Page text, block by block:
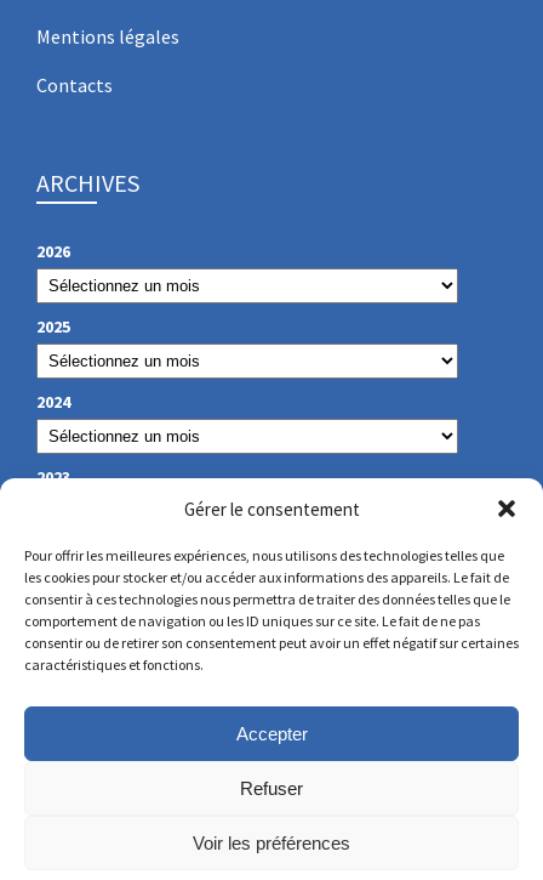
Gérer le consentement
Pour offrir les meilleures expériences, nous utilisons des technologies telles que
les cookies pour stocker et/ou accéder aux informations des appareils. Le fait de
consentir à ces technologies nous permettra de traiter des données telles que le
comportement de navigation ou les ID uniques sur ce site. Le fait de ne pas
consentir ou de retirer son consentement peut avoir un effet négatif sur certaines
caractéristiques et fonctions.
Accepter
Refuser
Voir les préférences
Mentions légales
Contacts
ARCHIVES
2026
2025
2024
2023
NOS COORDONNÉES
secretariat@lamennais.org
© Copyright 2023 – Tous droits réservés – Réalisé